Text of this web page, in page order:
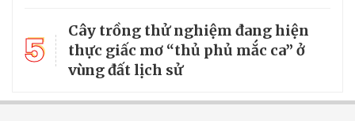
5
Cây trồng thử nghiệm đang hiện
thực giấc mơ “thủ phủ mắc ca” ở
vùng đất lịch sử